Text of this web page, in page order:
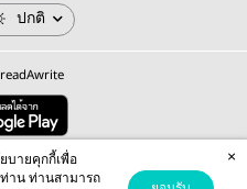
ปกติ
Public Company Limited
Privacy Policy Terms of Serviceapply.
บายคุกกี้เพื่อ
าน ท่านสามารถ
×